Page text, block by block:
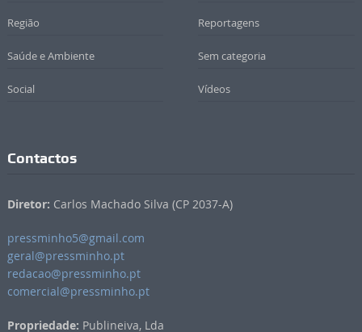
Região Reportagens
Saúde e Ambiente Sem categoria
Social Vídeos
Contactos
Diretor: Carlos Machado Silva (CP 2037-A)
pressminho5@gmail.com
geral@pressminho.pt
redacao@pressminho.pt
comercial@pressminho.pt
Propriedade: Publineiva, Lda